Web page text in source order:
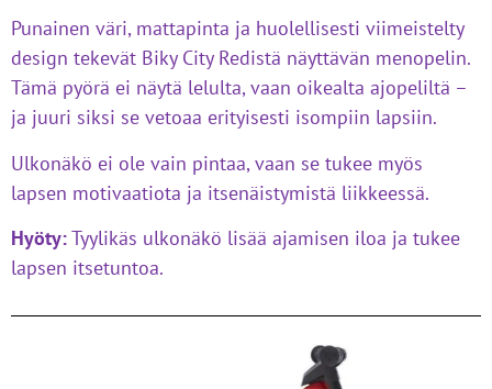
Punainen väri, mattapinta ja huolellisesti viimeistelty
design tekevät Biky City Redistä näyttävän menopelin.
Tämä pyörä ei näytä lelulta, vaan oikealta ajopeliltä –
ja juuri siksi se vetoaa erityisesti isompiin lapsiin.
Ulkonäkö ei ole vain pintaa, vaan se tukee myös
lapsen motivaatiota ja itsenäistymistä liikkeessä.
Hyöty:Tyylikäs ulkonäkö lisää ajamisen iloa ja tukee
lapsen itsetuntoa.